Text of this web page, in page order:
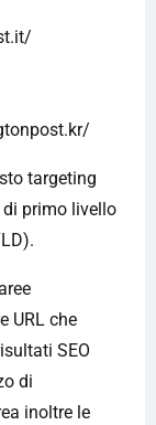
targeting
primo livello
URL che
SEO
di
inoltre le